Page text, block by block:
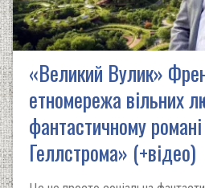
«Великий Вулик»
етномережа вільних
фантастичному
Геллстрома» (+відео)